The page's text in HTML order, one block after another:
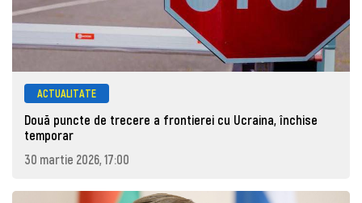
ACTUALITATE
Două puncte de trecere a frontierei cu Ucraina, închise
temporar
30 martie 2026, 17:00